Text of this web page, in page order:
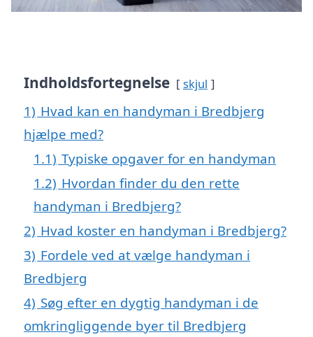
Indholdsfortegnelse skjul
1) Hvad kan en handyman i Bredbjerg
hjælpe med?
1.1) Typiske opgaver for en handyman
1.2) Hvordan finder du den rette
handyman i Bredbjerg?
2) Hvad koster en handyman i Bredbjerg?
3) Fordele ved at vælge handyman i
Bredbjerg
4) Søg efter en dygtig handyman i de
omkringliggende byer til Bredbjerg